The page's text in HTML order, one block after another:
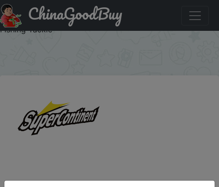
Придбати 2018 Supercontinent Fishing Soft Worm Lures
Ice Fishing Bait Soft Polaris Sinking Lure Pesca Cheap
Fishing Tackle
ChinaGoodBuy